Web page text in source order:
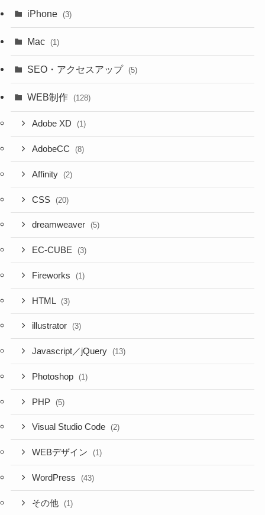
iPhone (3)
Mac (1)
SEO・アクセスアップ (5)
WEB制作 (128)
Adobe XD (1)
AdobeCC (8)
Affinity (2)
CSS (20)
dreamweaver (5)
EC-CUBE (3)
Fireworks (1)
HTML (3)
illustrator (3)
Javascript／jQuery (13)
Photoshop (1)
PHP (5)
Visual Studio Code (2)
WEBデザイン (1)
WordPress (43)
その他 (1)